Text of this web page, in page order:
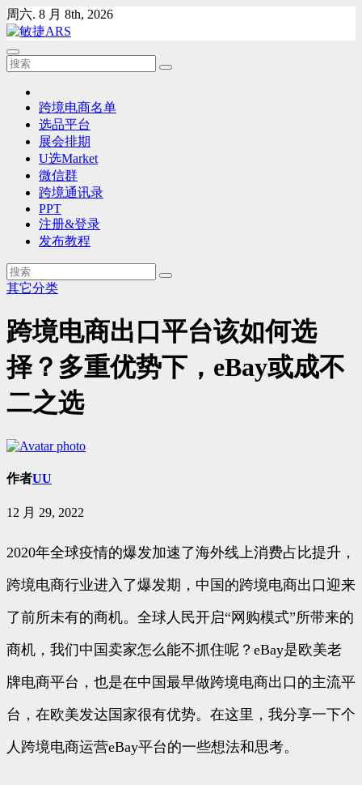
Skip
to
content
周六. 8 月 8th, 2026
跨境电商名单
选品平台
展会排期
U选Market
微信群
跨境通讯录
PPT
注册&登录
发布教程
其它分类
跨境电商出口平台该如何选
择？多重优势下，eBay或成不
二之选
作者UU
12 月 29, 2022
2020年全球疫情的爆发加速了海外线上消费占比提升，
跨境电商行业进入了爆发期，中国的跨境电商出口迎来
了前所未有的商机。全球人民开启“网购模式”所带来的
商机，我们中国卖家怎么能不抓住呢？eBay是欧美老
牌电商平台，也是在中国最早做跨境电商出口的主流平
台，在欧美发达国家很有优势。在这里，我分享一下个
人跨境电商运营eBay平台的一些想法和思考。